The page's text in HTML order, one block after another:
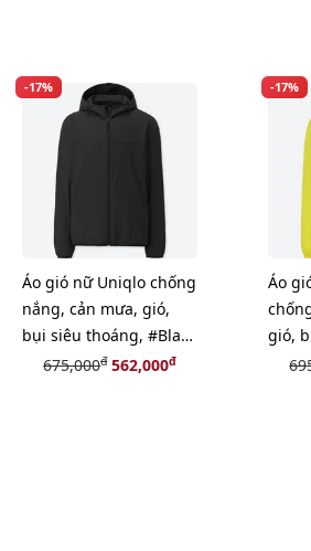
-17%
Áo gió nữ Uniqlo chống
nắng, cản mưa, gió,
bụi siêu thoáng, #Black
size XL
675,000đ562,000đ
-17%
Áo
gió,
#52